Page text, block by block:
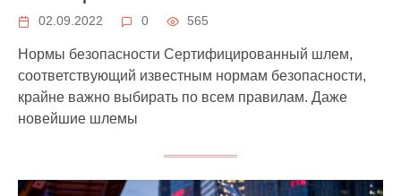
02.09.2022 0 565
Нормы безопасности Сертифицированный шлем,
соответствующий известным нормам безопасности,
крайне важно выбирать по всем правилам. Даже
новейшие шлемы